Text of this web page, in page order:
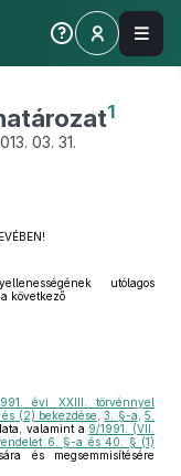
1
03. 31.
utólagos
következő
évi XXIII. törvénnyel
(2) bekezdése ,3. §-a ,5.
valamint a 9/1991. (VII.
6. §-a és 40. § (1)
és megsemmisítésére